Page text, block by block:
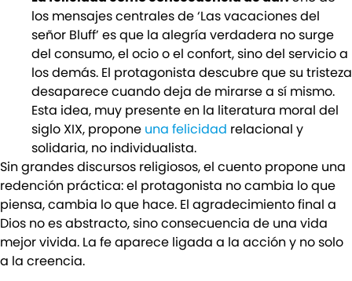
los mensajes centrales de ‘Las vacaciones del
señor Bluff’ es que la alegría verdadera no surge
del consumo, el ocio o el confort, sino del servicio a
los demás. El protagonista descubre que su tristeza
desaparece cuando deja de mirarse a sí mismo.
Esta idea, muy presente en la literatura moral del
siglo XIX, propone una felicidad relacional y
solidaria, no individualista.
Sin grandes discursos religiosos, el cuento propone una
redención práctica: el protagonista no cambia lo que
piensa, cambia lo que hace. El agradecimiento final a
Dios no es abstracto, sino consecuencia de una vida
mejor vivida. La fe aparece ligada a la acción y no solo
a la creencia.